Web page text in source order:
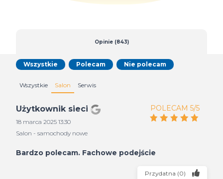
Opinie (843)
Wszystkie Salon Serwis
Wszystkie Polecam Nie polecam
Użytkownik sieci
18 marca 2025 13:30
Salon - samochody nowe
POLECAM 5/5
Bardzo polecam. Fachowe podejście
Przydatna (0)